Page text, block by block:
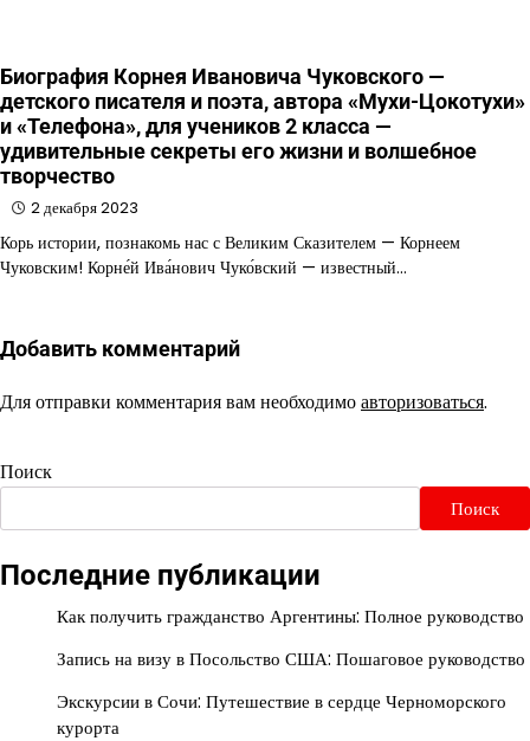
Биография Корнея Ивановича Чуковского —
детского писателя и поэта, автора «Мухи-Цокотухи»
и «Телефона», для учеников 2 класса —
удивительные секреты его жизни и волшебное
творчество
2 декабря 2023
Корь истории, познакомь нас с Великим Сказителем — Корнеем
Чуковским! Корне́й Ива́нович Чуко́вский — известный…
Добавить комментарий
Для отправки комментария вам необходимоавторизоваться.
Поиск
Поиск
Последние публикации
Как получить гражданство Аргентины: Полное руководство
Запись на визу в Посольство США: Пошаговое руководство
Экскурсии в Сочи: Путешествие в сердце Черноморского
курорта